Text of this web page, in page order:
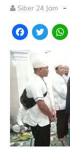
Siber 24 Jam -
Facebook